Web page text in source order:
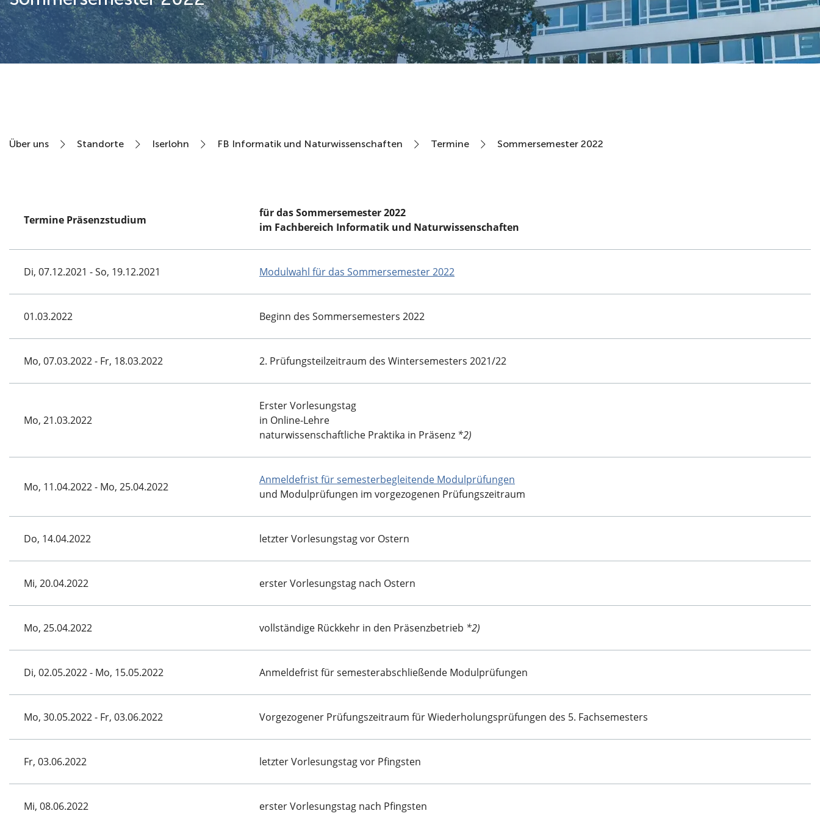
Über uns
Über uns Standorte Iserlohn FB Informatik und Naturwissenschaften Termine Sommersemester 2022
Termine Präsenzstudium
für das Sommersemester 2022
im Fachbereich Informatik und Naturwissenschaften
Di, 07.12.2021 - So, 19.12.2021 Modulwahl für das Sommersemester 2022
01.03.2022 Beginn des Sommersemesters 2022
Mo, 07.03.2022 - Fr, 18.03.2022 2. Prüfungsteilzeitraum des Wintersemesters 2021/22
Mo, 21.03.2022
Erster Vorlesungstag
in Online-Lehre
naturwissenschaftliche Praktika in Präsenz *2)
Mo, 11.04.2022 - Mo, 25.04.2022
Anmeldefrist für semesterbegleitende Modulprüfungen
und Modulprüfungen im vorgezogenen Prüfungszeitraum
Do, 14.04.2022 letzter Vorlesungstag vor Ostern
Mi, 20.04.2022 erster Vorlesungstag nach Ostern
Mo, 25.04.2022 vollständige Rückkehr in den Präsenzbetrieb *2)
Di, 02.05.2022 - Mo, 15.05.2022 Anmeldefrist für semesterabschließende Modulprüfungen
Mo, 30.05.2022 - Fr, 03.06.2022 Vorgezogener Prüfungszeitraum für Wiederholungsprüfungen des 5. Fachsemesters
Fr, 03.06.2022 letzter Vorlesungstag vor Pfingsten
Mi, 08.06.2022 erster Vorlesungstag nach Pfingsten